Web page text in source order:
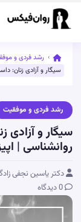
› رشد فردی و
سیگار و آزادی زنان:
رشد فردی و موفقیت
سیگار و آزادی
روانشناسی |
دکتر یاسین نجفی